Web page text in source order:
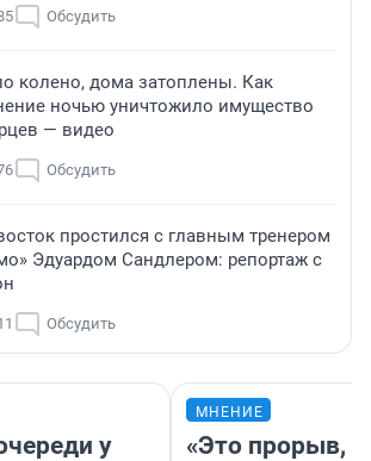
Обсудить
колено, дома затоплены. Как
ночью уничтожило имущество
— видео
Обсудить
простился с главным тренером
Эдуардом Сандлером: репортаж с
Обсудить
у
МНЕНИЕ
«Это прорыв,